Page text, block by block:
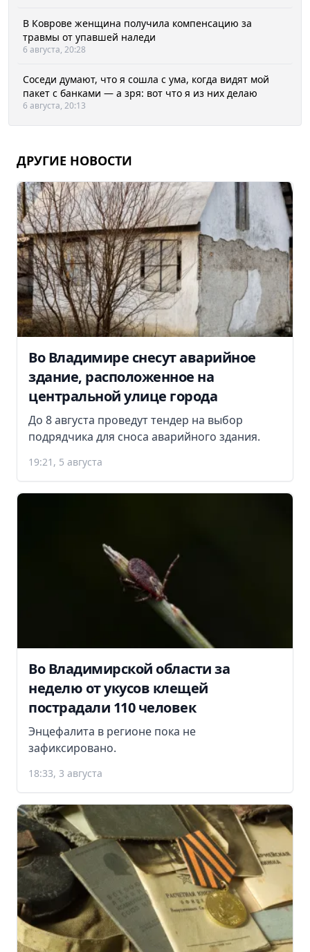
В Коврове женщина получила компенсацию за
травмы от упавшей наледи
6 августа, 20:28
Соседи думают, что я сошла с ума, когда видят мой
пакет с банками — а зря: вот что я из них делаю
6 августа, 20:13
ДРУГИЕ НОВОСТИ
Во Владимире снесут аварийное
здание, расположенное на
центральной улице города
До 8 августа проведут тендер на выбор
подрядчика для сноса аварийного здания.
19:21, 5 августа
Во Владимирской области за
неделю от укусов клещей
пострадали 110 человек
Энцефалита в регионе пока не
зафиксировано.
18:33, 3 августа